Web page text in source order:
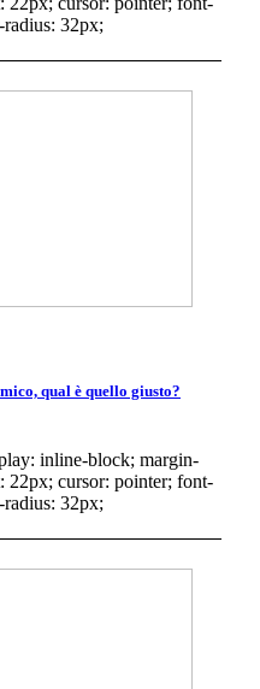
32px;
qual è quello giusto?
inline-block; margin-
cursor: pointer; font-
32px;